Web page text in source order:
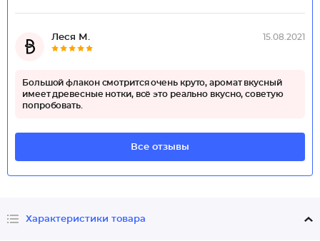
Леся М. 15.08.2021
Большой флакон смотрится очень круто, аромат вкусный
имеет древесные нотки, всё это реально вкусно, советую
попробовать.
Все отзывы
Характеристики товара